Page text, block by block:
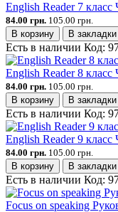
English Reader 7
84.00 грн. 105.00 грн.
В корзину
В закладки
Есть в наличии Код:
English Reader 8
84.00 грн. 105.00 грн.
В корзину
В закладки
Есть в наличии Код:
English Reader 9
84.00 грн. 105.00 грн.
В корзину
В закладки
Есть в наличии Код:
Focus on speaking